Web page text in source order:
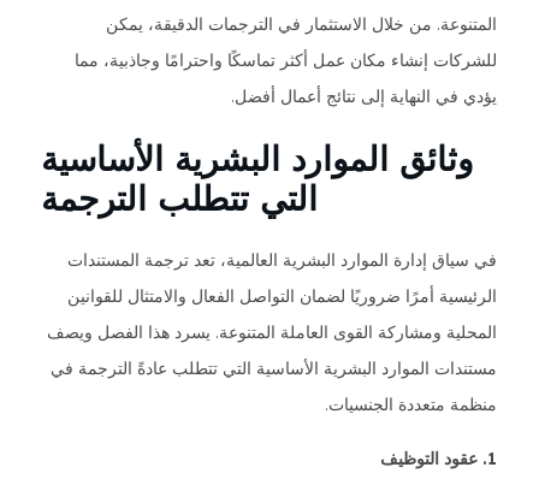
المتنوعة. من خلال الاستثمار في الترجمات الدقيقة، يمكن
للشركات إنشاء مكان عمل أكثر تماسكًا واحترامًا وجاذبية، مما
يؤدي في النهاية إلى نتائج أعمال أفضل.
وثائق الموارد البشرية الأساسية
التي تتطلب الترجمة
في سياق إدارة الموارد البشرية العالمية، تعد ترجمة المستندات
الرئيسية أمرًا ضروريًا لضمان التواصل الفعال والامتثال للقوانين
المحلية ومشاركة القوى العاملة المتنوعة. يسرد هذا الفصل ويصف
مستندات الموارد البشرية الأساسية التي تتطلب عادةً الترجمة في
منظمة متعددة الجنسيات.
1. عقود التوظيف